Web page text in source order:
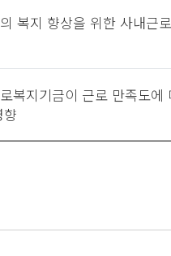
복지 향상을 위한 사내근
복지기금이 근로 만족도에